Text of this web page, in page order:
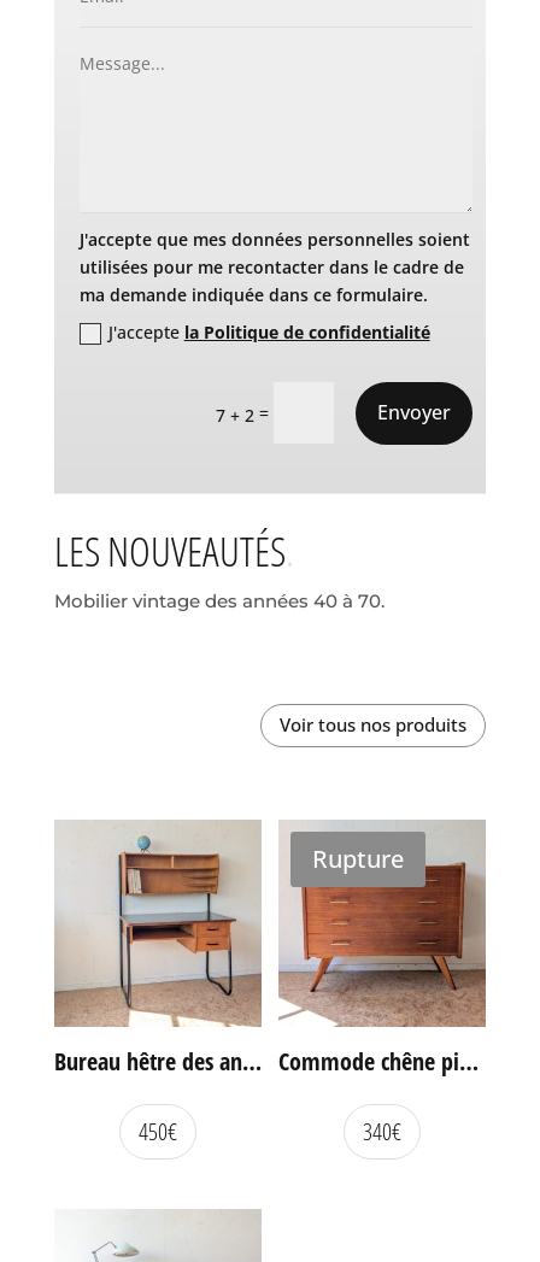
J'accepte que mes données personnelles soient
utilisées pour me recontacter dans le cadre de
ma demande indiquée dans ce formulaire.
J'accepte la Politique de confidentialité
7 + 2 = Envoyer
LES NOUVEAUTÉS
Mobilier vintage des années 40 à 70.
Voir tous nos produits
Bureau hêtre des années 60
450€
Rupture
Commode chêne pieds compas vintage
340€